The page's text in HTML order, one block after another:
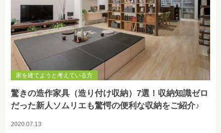
家を建てようと考えている方
驚きの造作家具（造り付け収納）7選！収納知識ゼロ
だった新人ソムリエも驚愕の便利な収納をご紹介♪
2020.07.13